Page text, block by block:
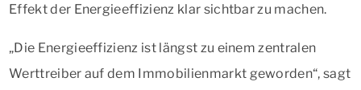
Effekt der Energieeffizienz klar sichtbar zu machen.
„Die Energieeffizienz ist längst zu einem zentralen
Werttreiber auf dem Immobilienmarkt geworden“, sagt